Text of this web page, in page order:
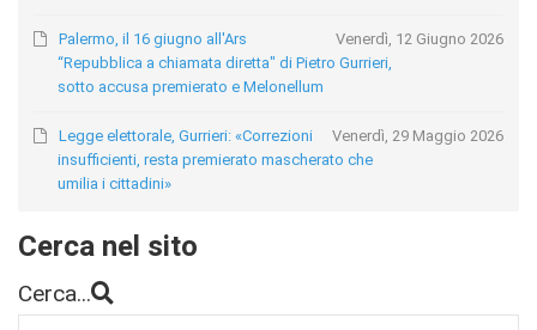
Venerdì, 12 Giugno 2026
Palermo, il 16 giugno all'Ars
“Repubblica a chiamata diretta" di Pietro Gurrieri,
sotto accusa premierato e Melonellum
Venerdì, 29 Maggio 2026
Legge elettorale, Gurrieri: «Correzioni
insufficienti, resta premierato mascherato che
umilia i cittadini»
Cerca nel sito
Cerca...